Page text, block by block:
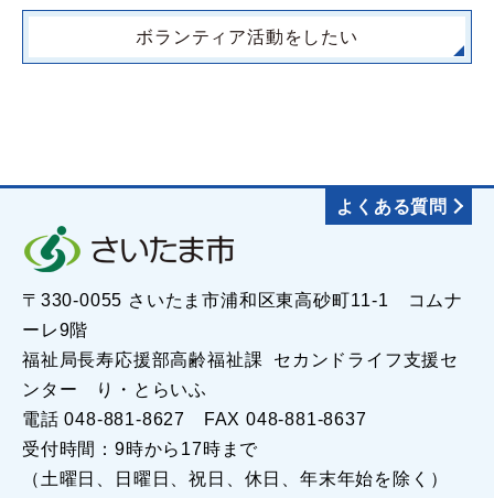
ボランティア活動をしたい
よくある質問
〒330-0055 さいたま市浦和区東高砂町11-1 コムナ
ーレ9階
福祉局長寿応援部高齢福祉課 セカンドライフ支援セ
ンター り・とらいふ
電話 048-881-8627 FAX 048-881-8637
受付時間：9時から17時まで
（土曜日、日曜日、祝日、休日、年末年始を除く）